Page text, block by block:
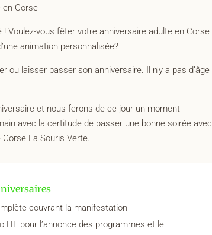
en Corse
! Voulez-vous fêter votre anniversaire adulte en Corse
animation personnalisée?
ou laisser passer son anniversaire. Il n’y a pas d’âge
et nous ferons de ce jour un moment
avec la certitude de passer une bonne soirée avec
Corse La Souris Verte.
couvrant la manifestation
HF pour l’annonce des programmes et le